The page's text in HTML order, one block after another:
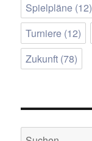
Spielpläne (12)
Turniere (12)
Zukunft (78)
Suchen